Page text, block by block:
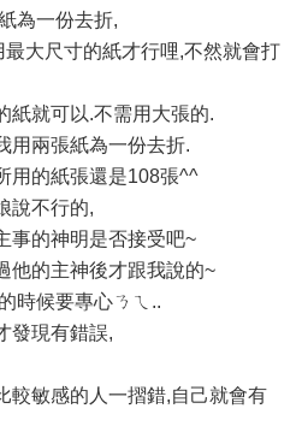
為一份去折,
大尺寸的紙才行哩,不然就會打
紙就可以.不需用大張的.
用兩張紙為一份去折.
用的紙張還是108張^^
說不行的,
事的神明是否接受吧~
他的主神後才跟我說的~
時候要專心ㄋㄟ..
發現有錯誤,
較敏感的人一摺錯,自己就會有